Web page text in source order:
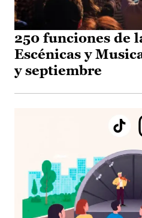
250 funciones de
Escénicas y
y septiembre